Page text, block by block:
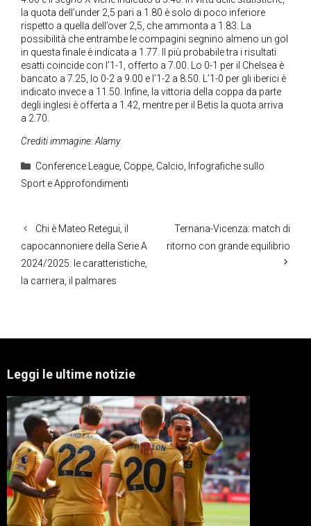
la quota dell’under 2,5 pari a 1.80 è solo di poco inferiore
rispetto a quella dell’over 2,5, che ammonta a 1.83. La
possibilità che entrambe le compagini segnino almeno un gol
in questa finale è indicata a 1.77. Il più probabile tra i risultati
esatti coincide con l’1-1, offerto a 7.00. Lo 0-1 per il Chelsea è
bancato a 7.25, lo 0-2 a 9.00 e l’1-2 a 8.50. L’1-0 per gli iberici è
indicato invece a 11.50. Infine, la vittoria della coppa da parte
degli inglesi è offerta a 1.42, mentre per il Betis la quota arriva
a 2.70.
Crediti immagine: Alamy
Categorie
Conference League, Coppe, Calcio, Infografiche sullo
Sport e Approfondimenti
Chi è Mateo Retegui, il
capocannoniere della Serie A
2024/2025: le caratteristiche,
la carriera, il palmares
Ternana-Vicenza: match di
ritorno con grande equilibrio
Leggi le ultime notizie